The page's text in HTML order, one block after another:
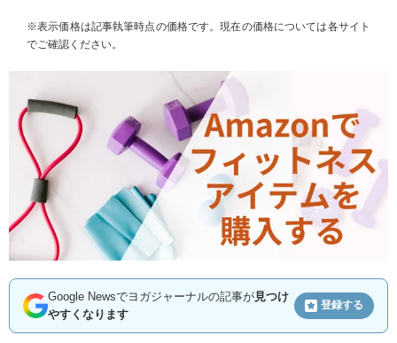
※表示価格は記事執筆時点の価格です。現在の価格については各サイト
でご確認ください。
Google Newsでヨガジャーナルの記事が見つけ
やすくなります
登録する